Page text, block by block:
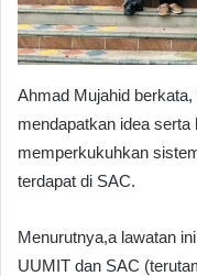
Ahmad Mujahid
mendapatkan idea
memperkukuhkan
terdapat di SAC.
Menurutnya,a lawatan
UUMIT dan SAC